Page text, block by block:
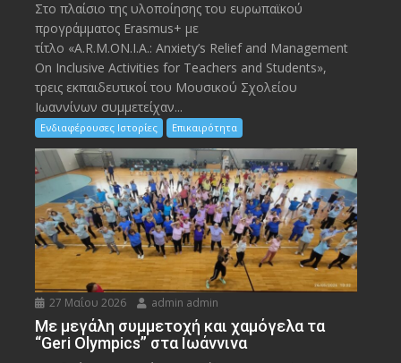
Στο πλαίσιο της υλοποίησης του ευρωπαϊκού
προγράμματος Erasmus+ με
τίτλο «A.R.M.ON.I.A.: Anxiety’s Relief and Management
On Inclusive Activities for Teachers and Students»,
τρεις εκπαιδευτικοί του Μουσικού Σχολείου
Ιωαννίνων συμμετείχαν...
Ενδιαφέρουσες Ιστορίες Επικαιρότητα
27 Μαΐου 2026 admin admin
Με μεγάλη συμμετοχή και χαμόγελα τα
“Geri Olympics” στα Ιωάννινα